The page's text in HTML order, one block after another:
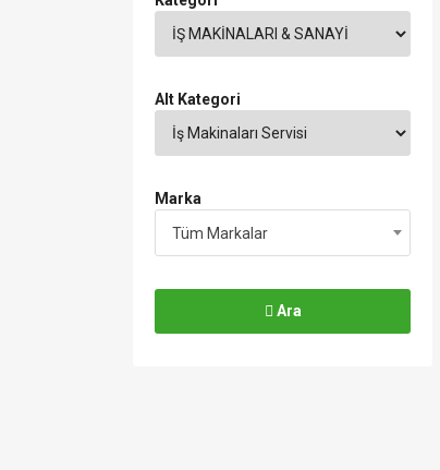
Alt Kategori
Marka
Tüm Markalar
Ara